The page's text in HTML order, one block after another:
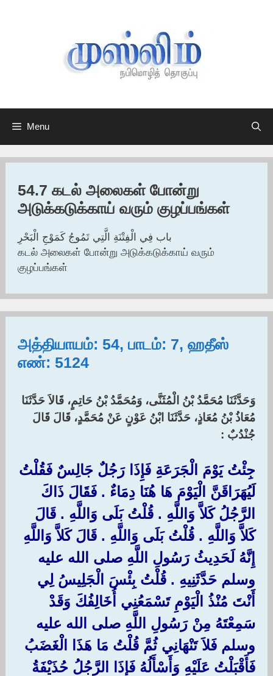
Menu
54.7 கடல் அலைகள் போன்று
அடுக்கடுக்காய் வரும் குழப்பங்கள்
باب فِي الْفِتْنَةِ الَّتِي تَمُوجُ كَمَوْجِ الْبَحْرِ
கடல் அலைகள் போன்று அடுக்கடுக்காய் வரும்
குழப்பங்கள்
அத்தியாயம்: 54, பாடம்: 7, ஹதீஸ்
எண்: 5124
وَحَدَّثَنَا مُحَمَّدُ بْنُ الْمُثَنَّى، وَمُحَمَّدُ بْنُ حَاتِمٍ، قَالاَ حَدَّثَنَا
مُعَاذُ بْنُ مُعَاذٍ، حَدَّثَنَا ابْنُ عَوْنٍ عَنْ مُحَمَّدٍ، قَالَ قَالَ
جُنْدُبٌ :‏ ‏
جِئْتُ يَوْمَ الْجَرَعَةِ فَإِذَا رَجُلٌ جَالِسٌ فَقُلْتُ
لَيُهَرَاقَنَّ الْيَوْمَ هَا هُنَا دِمَاءٌ ‏.‏ فَقَالَ ذَاكَ
الرَّجُلُ كَلاَّ وَاللَّهِ ‏.‏ قُلْتُ بَلَى وَاللَّهِ ‏.‏ قَالَ
كَلاَّ وَاللَّهِ ‏.‏ قُلْتُ بَلَى وَاللَّهِ ‏.‏ قَالَ كَلاَّ وَاللَّهِ
إِنَّهُ لَحَدِيثُ رَسُولِ اللَّهِ صلى الله عليه
وسلم حَدَّثَنِيهِ ‏.‏ قُلْتُ بِئْسَ الْجَلِيسُ لِي
أَنْتَ مُنْذُ الْيَوْمِ تَسْمَعُنِي أُخَالِفُكَ وَقَدْ
سَمِعْتَهُ مِنْ رَسُولِ اللَّهِ صلى الله عليه
وسلم فَلاَ تَنْهَانِي ثُمَّ قُلْتُ مَا هَذَا الْغَضَبُ
فَأَقْبَلْتُ عَلَيْهِ وَأَسْأَلُهُ فَإِذَا الرَّجُلُ حُذَيْفَةُ ‏‏